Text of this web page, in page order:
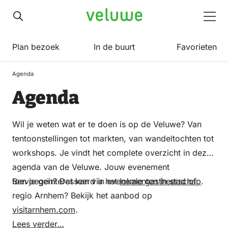
Veluwe
Plan bezoek In de buurt Favorieten
Agenda
Agenda
Wil je weten wat er te doen is op de Veluwe? Van
tentoonstellingen tot markten, van wandeltochten tot
workshops. Je vindt het complete overzicht in deze
agenda van de Veluwe. Jouw evenement
toevoegen? Dat kan via hetlokale gastheerschap.
Ben je geïnteresseerd in evenementen in stad of
regio Arnhem? Bekijk het aanbod op
visitarnhem.com.
Lees verder…